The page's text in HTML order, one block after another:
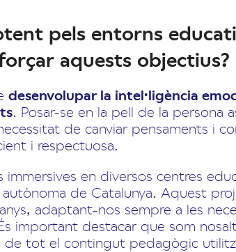
pels entorns
aquests objectius?
desenvolupar la intel·ligència
. Posar-se en la pell de la persona
de canviar pensaments i
i respectuosa.
immersives en diversos centres
de Catalunya. Aquest
adaptant-nos sempre a les
important destacar que som
de tot el contingut pedagògic